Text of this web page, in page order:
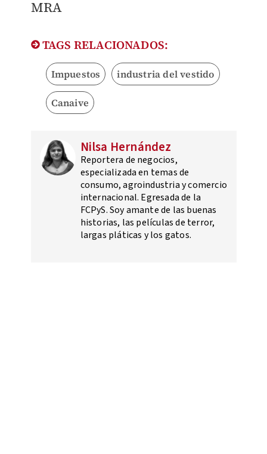
MRA
TAGS RELACIONADOS:
Impuestos industria del vestido
Canaive
Nilsa Hernández
Reportera de negocios,
especializada en temas de
consumo, agroindustria y comercio
internacional. Egresada de la
FCPyS. Soy amante de las buenas
historias, las películas de terror,
largas pláticas y los gatos.